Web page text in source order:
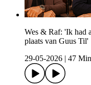
Wes & Raf: 'Ik had
plaats van Guus Til'
29-05-2026
47